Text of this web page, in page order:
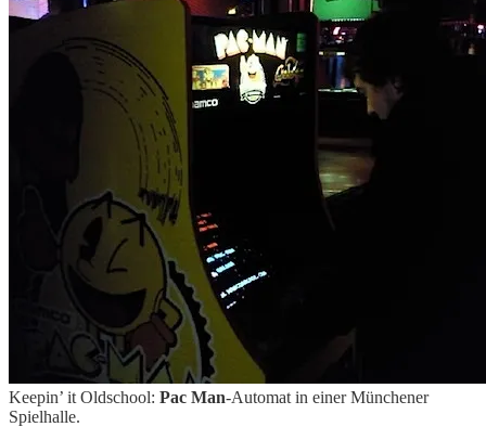
Keepin’ it Oldschool: Pac Man-Automat in einer Münchener
Spielhalle.